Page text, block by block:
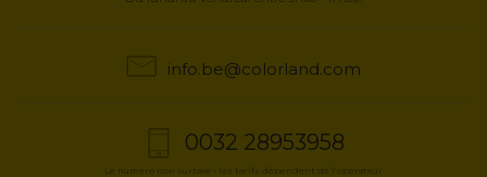
info.be@colorland.com
0032 28953958
Le numéro non surtaxé - les tarifs dépendent de l’opérateur